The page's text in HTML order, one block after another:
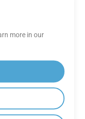
게 통합할 수 있습니
계에서 문서 변환을
사용할 수
?
SDK인 Android용
자가 문서 처리 기능
more in our